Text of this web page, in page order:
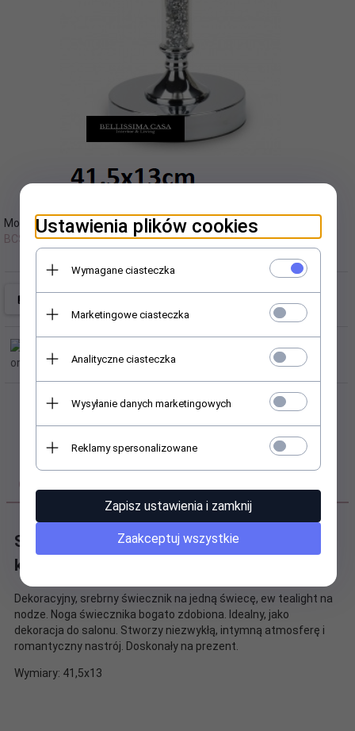
Model:
BCŚWI-60
Gwarancja:
24 miesięcy
OPIS PRODUKTU
Szklany zdobiony świecznik na nodze w
kolorze srebrnym
Dekoracyjny, srebrny świecznik na jedną świecę, ew tealight na
nodze. Noga świecznika bogato zdobiona. Idealny, jako
dekoracja do salonu. Stworzy niezwykłą, intymną atmosferę i
romantyczny nastrój. Doskonały na prezent.
Wymiary: 41,5x13
Ustawienia plików cookies
Wymagane ciasteczka
Marketingowe ciasteczka
Analityczne ciasteczka
Wysyłanie danych marketingowych
Reklamy spersonalizowane
Zapisz ustawienia i zamknij
Zaakceptuj wszystkie